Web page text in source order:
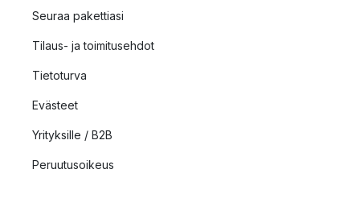
Seuraa pakettiasi
Tilaus- ja toimitusehdot
Tietoturva
Evästeet
Yrityksille / B2B
Peruutusoikeus